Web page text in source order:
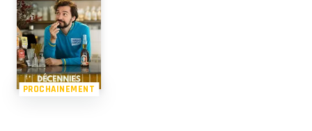
PROCHAINEMENT